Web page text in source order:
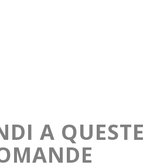
A QUESTE